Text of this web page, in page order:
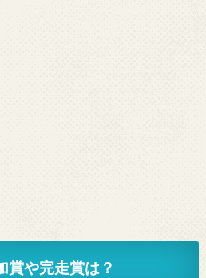
賞や完走賞は？